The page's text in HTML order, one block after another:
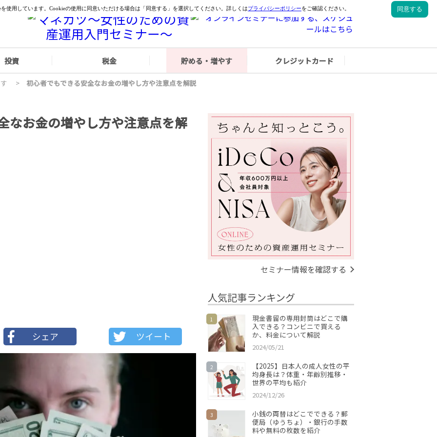
投資 税金 貯める・増やす クレジットカード
> 初心者でもできる安全なお金の増やし方や注意点を解説
なお金の増やし方や注意点を解
シェア ツイート
セミナー情報を確認する
人気記事ランキング
1
現金書留の専用封筒はどこで購
入できる？コンビニで買える
か、料金について解説
2024/05/21
2
【2025】日本人の成人女性の平
均身長は？体重・年齢別推移・
世界の平均も紹介
2024/12/26
3
小銭の両替はどこでできる？郵
便局（ゆうちょ）・銀行の手数
料や無料の枚数を紹介